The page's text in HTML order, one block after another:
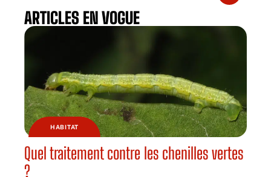
ARTICLES EN VOGUE
HABITAT
Quel traitement contre les chenilles vertes
?